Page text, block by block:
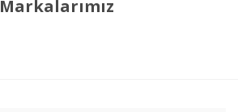
Markalarımız